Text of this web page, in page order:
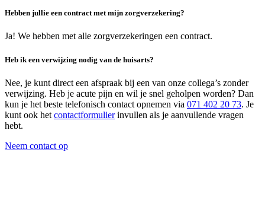
Hebben jullie een contract met mijn zorgverzekering?
Ja! We hebben met alle zorgverzekeringen een contract.
Heb ik een verwijzing nodig van de huisarts?
Nee, je kunt direct een afspraak bij een van onze collega’s zonder
verwijzing. Heb je acute pijn en wil je snel geholpen worden? Dan
kun je het beste telefonisch contact opnemen via 071 402 20 73. Je
kunt ook het contactformulierinvullen als je aanvullende vragen
hebt.
Neem contact op